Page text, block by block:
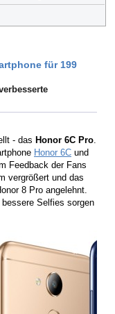
für 199
- das Honor 6C Pro
Honor 6C und
Feedback der Fans
vergrößert und das
8 Pro angelehnt.
Selfies sorgen